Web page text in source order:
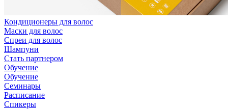
Кондиционеры для волос
Маски для волос
Спреи для волос
Шампуни
Стать партнером
Обучение
Обучение
Семинары
Расписание
Спикеры